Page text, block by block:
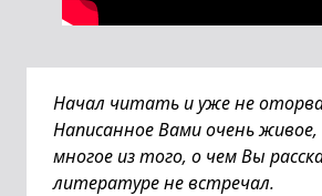
Начал читать и уже не
Написанное Вами очень
многое из того, о чем Вы
литературе не встречал.